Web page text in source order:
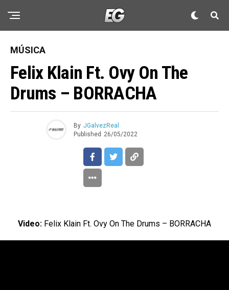
MÚSICA
Felix Klain Ft. Ovy On The
Drums – BORRACHA
By JGalvezReal
Published 26/05/2022
Video: Felix Klain Ft. Ovy On The Drums – BORRACHA